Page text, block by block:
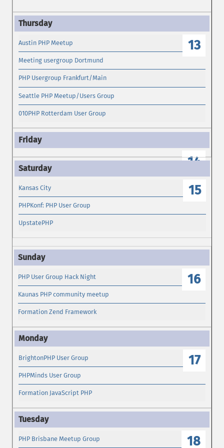
13
Austin PHP Meetup
Meeting usergroup Dortmund
PHP Usergroup Frankfurt/Main
Seattle PHP Meetup/Users Group
010PHP Rotterdam User Group
14
15
Kansas City
PHPKonf: PHP User Group
UpstatePHP
16
PHP User Group Hack Night
Kaunas PHP community meetup
Formation Zend Framework
17
BrightonPHP User Group
PHPMinds User Group
Formation JavaScript PHP
18
PHP Brisbane Meetup Group